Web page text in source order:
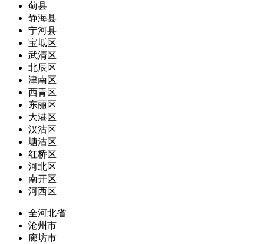
蓟县
静海县
宁河县
宝坻区
武清区
北辰区
津南区
西青区
东丽区
大港区
汉沽区
塘沽区
红桥区
河北区
南开区
河西区
全河北省
沧州市
廊坊市